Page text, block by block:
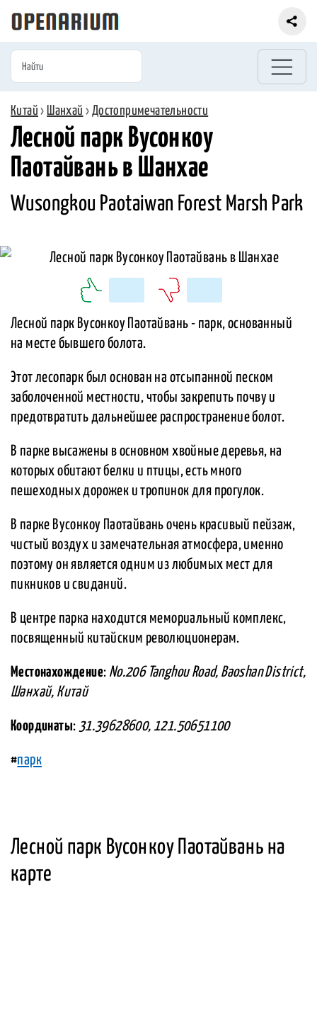
Китай › Шанхай › Достопримечательности
Лесной парк Вусонкоу
Паотайвань в Шанхае
Wusongkou Paotaiwan Forest Marsh Park
Лесной парк Вусонкоу Паотайвань - парк, основанный
на месте бывшего болота.
Этот лесопарк был основан на отсыпанной песком
заболоченной местности, чтобы закрепить почву и
предотвратить дальнейшее распространение болот.
В парке высажены в основном хвойные деревья, на
которых обитают белки и птицы, есть много
пешеходных дорожек и тропинок для прогулок.
В парке Вусонкоу Паотайвань очень красивый пейзаж,
чистый воздух и замечательная атмосфера, именно
поэтому он является одним из любимых мест для
пикников и свиданий.
В центре парка находится мемориальный комплекс,
посвященный китайским революционерам.
Местонахождение: No.206 Tanghou Road, Baoshan District,
Шанхай, Китай
Координаты: 31.39628600, 121.50651100
#парк
Лесной парк Вусонкоу Паотайвань на
карте